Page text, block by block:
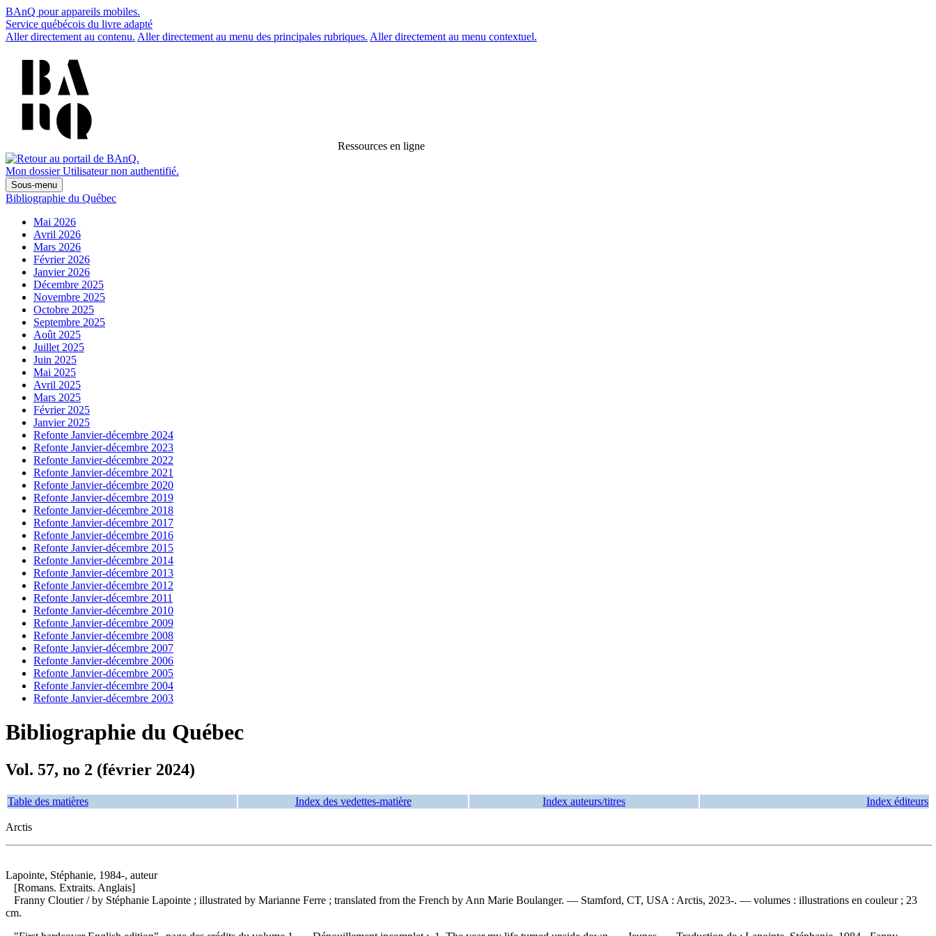
BAnQ pour appareils mobiles.
Service québécois du livre adapté
Aller directement au contenu. Aller directement au menu des principales rubriques. Aller directement au menu contextuel.
Ressources en ligne
Mon dossier Utilisateur non authentifié.
Sous-menu
Bibliographie du Québec
Mai 2026
Avril 2026
Mars 2026
Février 2026
Janvier 2026
Décembre 2025
Novembre 2025
Octobre 2025
Septembre 2025
Août 2025
Juillet 2025
Juin 2025
Mai 2025
Avril 2025
Mars 2025
Février 2025
Janvier 2025
Refonte Janvier-décembre 2024
Refonte Janvier-décembre 2023
Refonte Janvier-décembre 2022
Refonte Janvier-décembre 2021
Refonte Janvier-décembre 2020
Refonte Janvier-décembre 2019
Refonte Janvier-décembre 2018
Refonte Janvier-décembre 2017
Refonte Janvier-décembre 2016
Refonte Janvier-décembre 2015
Refonte Janvier-décembre 2014
Refonte Janvier-décembre 2013
Refonte Janvier-décembre 2012
Refonte Janvier-décembre 2011
Refonte Janvier-décembre 2010
Refonte Janvier-décembre 2009
Refonte Janvier-décembre 2008
Refonte Janvier-décembre 2007
Refonte Janvier-décembre 2006
Refonte Janvier-décembre 2005
Refonte Janvier-décembre 2004
Refonte Janvier-décembre 2003
Bibliographie du Québec
Vol. 57, no 2 (février 2024)
Table des matières Index des vedettes-matière Index auteurs/titres Index éditeurs
Arctis
Lapointe, Stéphanie, 1984-, auteur
[Romans. Extraits. Anglais]
Franny Cloutier/ by Stéphanie Lapointe ; illustrated by Marianne Ferre ; translated from the French by Ann Marie Boulanger. — Stamford, CT, USA : Arctis, 2023-. — volumes : illustrations en couleur ; 23
cm.